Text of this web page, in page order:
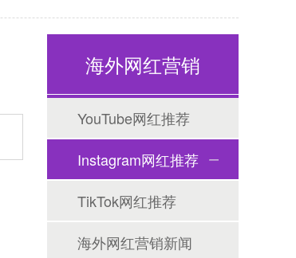
海外网红营销
YouTube网红推荐
Instagram网红推荐
TikTok网红推荐
海外网红营销新闻
Tiktok海外营销